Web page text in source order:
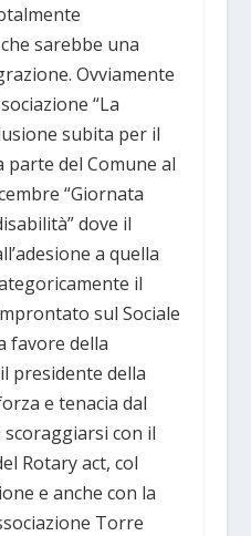
sarebbe una
Ovviamente
“La
subita per il
parte del Comune al
“Giornata
dove il
a quella
il
sul Sociale
favore della
presidente della
e tenacia dal
con il
Rotary act, col
e anche con la
Torre